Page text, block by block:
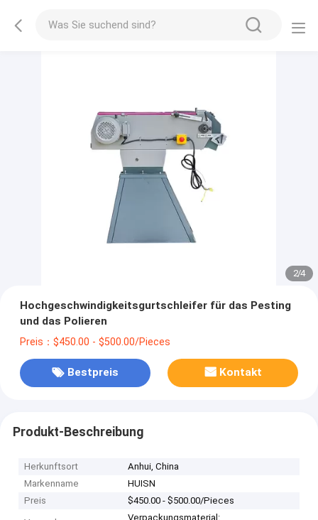
2/4
Hochgeschwindigkeitsgurtschleifer für das Pesting
und das Polieren
Preis：$450.00 - $500.00/Pieces
Bestpreis Kontakt
Produkt-Beschreibung
Herkunftsort
Anhui, China
Markenname
HUISN
Preis
$450.00 - $500.00/Pieces
Verpackungsmaterial: